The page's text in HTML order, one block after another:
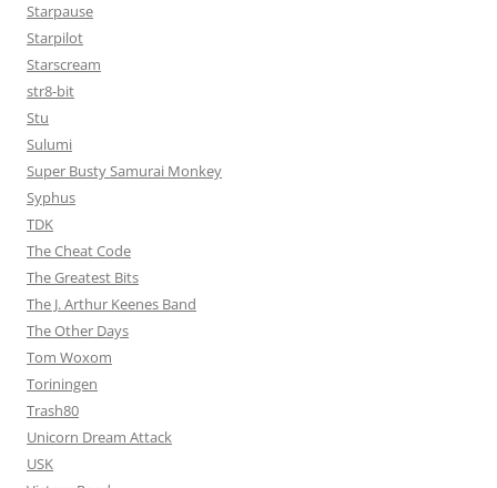
Starpause
Starpilot
Starscream
str8-bit
Stu
Sulumi
Super Busty Samurai Monkey
Syphus
TDK
The Cheat Code
The Greatest Bits
The J. Arthur Keenes Band
The Other Days
Tom Woxom
Toriningen
Trash80
Unicorn Dream Attack
USK